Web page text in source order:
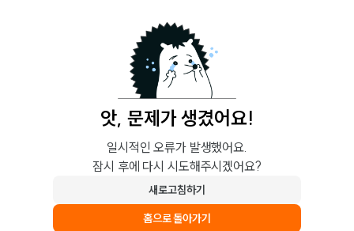
앗, 문제가 생겼어요!
일시적인 오류가 발생했어요.
잠시 후에 다시 시도해주시겠어요?
새로고침하기
홈으로 돌아가기